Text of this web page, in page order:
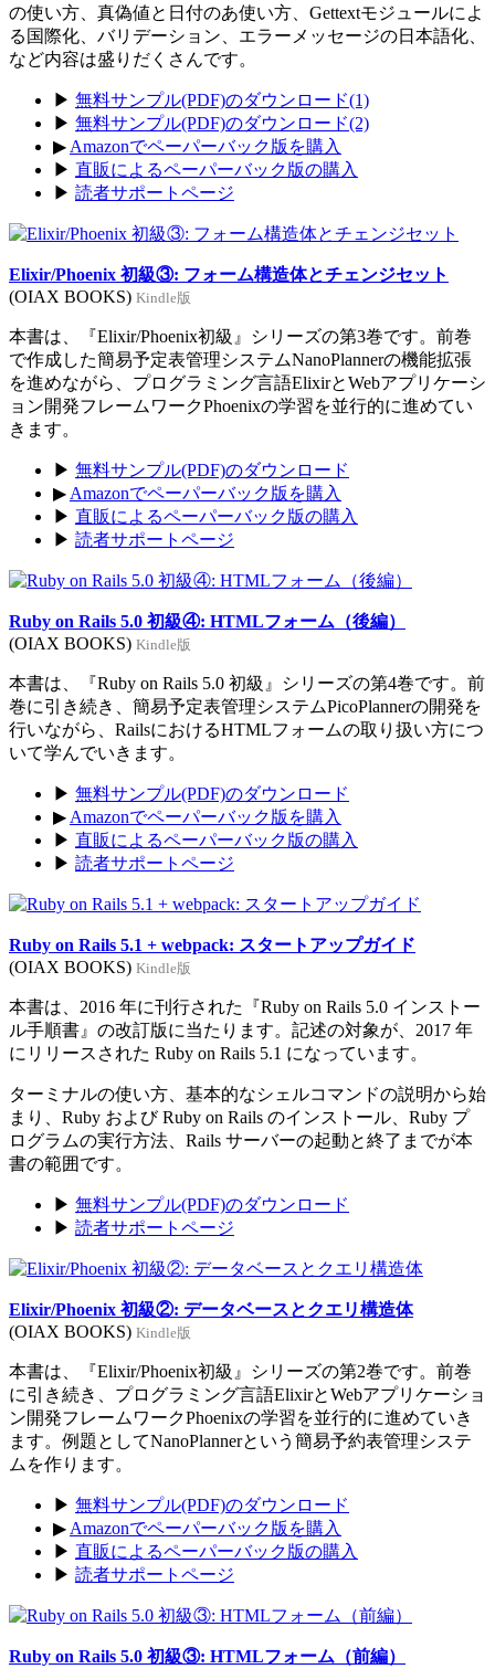
の使い方、真偽値と日付のあ使い方、Gettextモジュールによ
る国際化、バリデーション、エラーメッセージの日本語化、
など内容は盛りだくさんです。
▶ 無料サンプル(PDF)のダウンロード(1)
▶ 無料サンプル(PDF)のダウンロード(2)
▶ Amazonでペーパーバック版を購入
▶ 直販によるペーパーバック版の購入
▶ 読者サポートページ
Elixir/Phoenix 初級③: フォーム構造体とチェンジセット
(OIAX BOOKS) Kindle版
本書は、『Elixir/Phoenix初級』シリーズの第3巻です。前巻
で作成した簡易予定表管理システムNanoPlannerの機能拡張
を進めながら、プログラミング言語ElixirとWebアプリケーシ
ョン開発フレームワークPhoenixの学習を並行的に進めてい
きます。
▶ 無料サンプル(PDF)のダウンロード
▶ Amazonでペーパーバック版を購入
▶ 直販によるペーパーバック版の購入
▶ 読者サポートページ
Ruby on Rails 5.0 初級④: HTMLフォーム（後編）
(OIAX BOOKS) Kindle版
本書は、『Ruby on Rails 5.0 初級』シリーズの第4巻です。前
巻に引き続き、簡易予定表管理システムPicoPlannerの開発を
行いながら、RailsにおけるHTMLフォームの取り扱い方につ
いて学んでいきます。
▶ 無料サンプル(PDF)のダウンロード
▶ Amazonでペーパーバック版を購入
▶ 直販によるペーパーバック版の購入
▶ 読者サポートページ
Ruby on Rails 5.1 + webpack: スタートアップガイド
(OIAX BOOKS) Kindle版
本書は、2016 年に刊行された『Ruby on Rails 5.0 インストー
ル手順書』の改訂版に当たります。記述の対象が、2017 年
にリリースされた Ruby on Rails 5.1 になっています。
ターミナルの使い方、基本的なシェルコマンドの説明から始
まり、Ruby および Ruby on Rails のインストール、Ruby プ
ログラムの実行方法、Rails サーバーの起動と終了までが本
書の範囲です。
▶ 無料サンプル(PDF)のダウンロード
▶ 読者サポートページ
Elixir/Phoenix 初級②: データベースとクエリ構造体
(OIAX BOOKS) Kindle版
本書は、『Elixir/Phoenix初級』シリーズの第2巻です。前巻
に引き続き、プログラミング言語ElixirとWebアプリケーショ
ン開発フレームワークPhoenixの学習を並行的に進めていき
ます。例題としてNanoPlannerという簡易予約表管理システ
ムを作ります。
▶ 無料サンプル(PDF)のダウンロード
▶ Amazonでペーパーバック版を購入
▶ 直販によるペーパーバック版の購入
▶ 読者サポートページ
Ruby on Rails 5.0 初級③: HTMLフォーム（前編）